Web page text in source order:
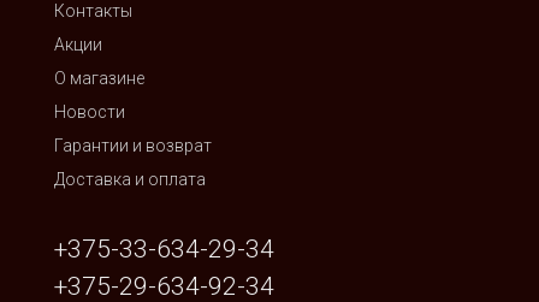
Контакты
Акции
О магазине
Новости
Гарантии и возврат
Доставка и оплата
+375-33-634-29-34
+375-29-634-92-34